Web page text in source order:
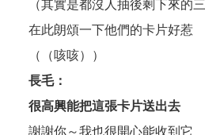
（其實是都沒人抽後剩下來的
在此朗頌一下他們的卡片好惹
（（咳咳））
長毛：
很高興能把這張卡片送出去
謝謝你～我也很開心能收到它